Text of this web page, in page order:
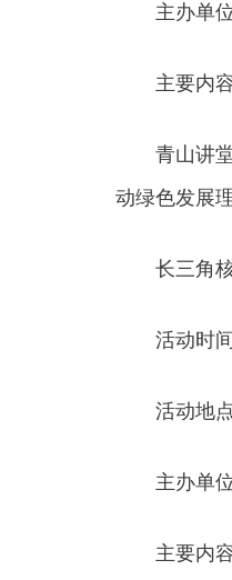
主办单位
主要内容
青山讲堂
动绿色发展
长三角核
活动时间
活动地点
主办单位
主要内容